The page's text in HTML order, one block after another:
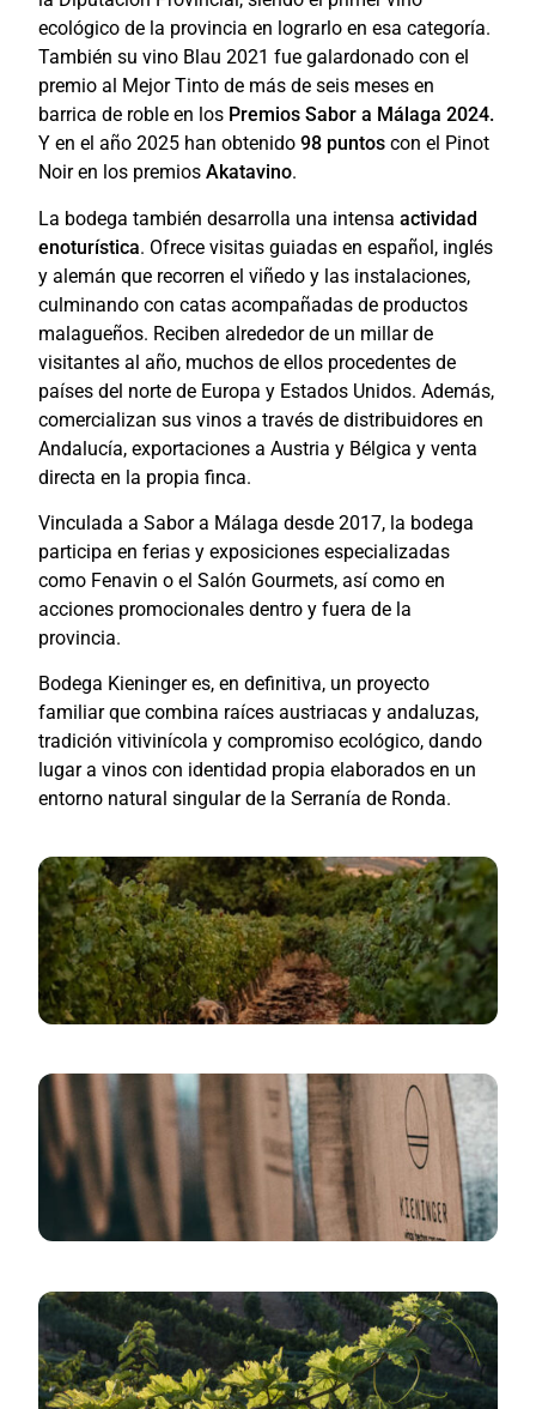
ecológico de la provincia en lograrlo en esa categoría.
También su vino Blau 2021 fue galardonado con el
premio al Mejor Tinto de más de seis meses en
barrica de roble en los Premios Sabor a Málaga 2024⁠.
Y en el año 2025 han obtenido98 puntos con el Pinot
Noir en los premiosAkatavino.
La bodega también desarrolla una intensaactividad
enoturística. Ofrece visitas guiadas en español, inglés
y alemán que recorren el viñedo y las instalaciones,
culminando con catas acompañadas de productos
malagueños. Reciben alrededor de un millar de
visitantes al año, muchos de ellos procedentes de
países del norte de Europa y Estados Unidos. Además,
comercializan sus vinos a través de distribuidores en
Andalucía, exportaciones a Austria y Bélgica y venta
directa en la propia finca.
Vinculada aSabor a Málaga desde 2017, la bodega
participa en ferias y exposiciones especializadas
como Fenavin o el Salón Gourmets, así como en
acciones promocionales dentro y fuera de la
provincia.
Bodega Kieninger es, en definitiva, un proyecto
familiar que combina raíces austriacas y andaluzas,
tradición vitivinícola y compromiso ecológico, dando
lugar a vinos con identidad propia elaborados en un
entorno natural singular de la Serranía de Ronda.